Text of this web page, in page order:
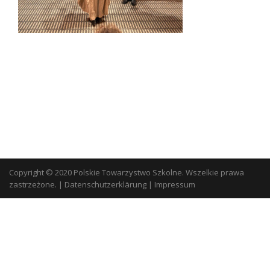
Copyright © 2020 Polskie Towarzystwo Szkolne. Wszelkie prawa
zastrzeżone. | Datenschutzerklärung | Impressum